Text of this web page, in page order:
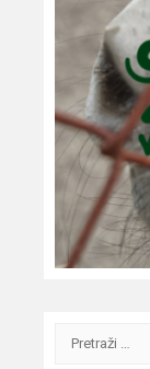
Pretraži: